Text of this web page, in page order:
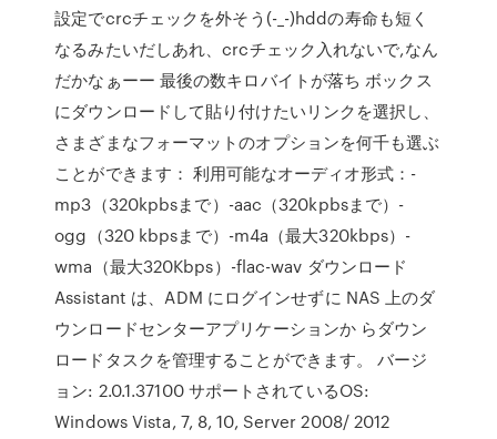
設定でcrcチェックを外そう(-_-)hddの寿命も短く
なるみたいだしあれ、crcチェック入れないで,なん
だかなぁーー 最後の数キロバイトが落ち ボックス
にダウンロードして貼り付けたいリンクを選択し、
さまざまなフォーマットのオプションを何千も選ぶ
ことができます： 利用可能なオーディオ形式：-
mp3（320kpbsまで）-aac（320kpbsまで）-
ogg（320 kbpsまで）-m4a（最大320kbps）-
wma（最大320Kbps）-flac-wav ダウンロード
Assistant は、ADM にログインせずに NAS 上のダ
ウンロードセンターアプリケーションか らダウン
ロードタスクを管理することができます。 バージ
ョン: 2.0.1.37100 サポートされているOS:
Windows Vista, 7, 8, 10, Server 2008/ 2012